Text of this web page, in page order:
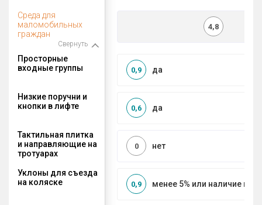
Среда для
маломобильных
граждан
Свернуть
4,8
Просторные
входные группы
да
0,9
Низкие поручни и
кнопки в лифте
да
0,6
Тактильная плитка
и направляющие на
тротуарах
нет
0
Уклоны для съезда
на коляске
менее 5% или наличие
0,9